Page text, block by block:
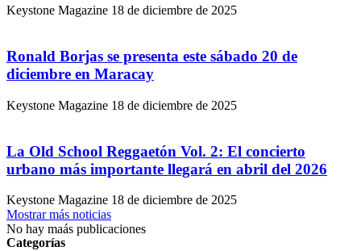
Keystone Magazine 18 de diciembre de 2025
Ronald Borjas se presenta este sábado 20 de
diciembre en Maracay
Keystone Magazine 18 de diciembre de 2025
La Old School Reggaetón Vol. 2: El concierto
urbano más importante llegará en abril del 2026
Keystone Magazine 18 de diciembre de 2025
Mostrar más noticias
No hay maás publicaciones
Categorías